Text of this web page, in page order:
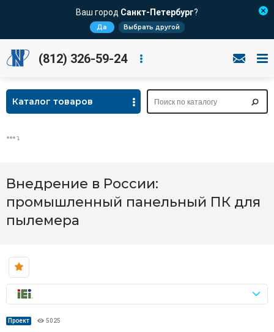
Ваш город Санкт-Петербург?
Да Выбрать другой
(812) 326-59-24
Каталог товаров
Внедрение в России:
промышленный панельный ПК для
пылемера
Проект 5025